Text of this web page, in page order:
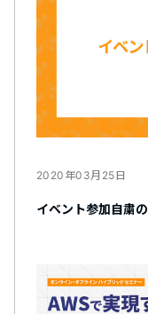
2020年03月25日
イベント参加自粛